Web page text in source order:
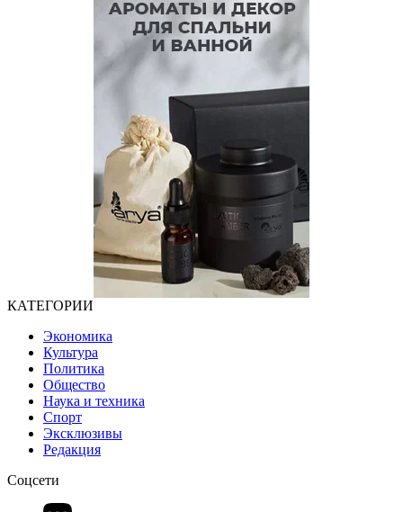
КАТЕГОРИИ
Экономика
Культура
Политика
Общество
Наука и техника
Спорт
Эксклюзивы
Редакция
Соцсети